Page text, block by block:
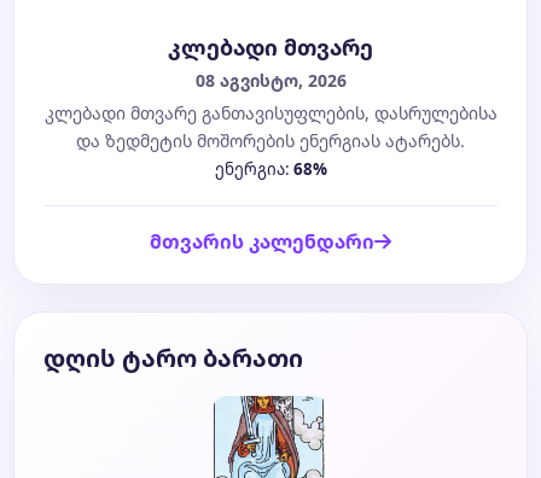
კლებადი მთვარე
08 აგვისტო, 2026
კლებადი მთვარე განთავისუფლების, დასრულებისა
და ზედმეტის მოშორების ენერგიას ატარებს.
ენერგია: 68%
მთვარის კალენდარი
დღის ტარო ბარათი